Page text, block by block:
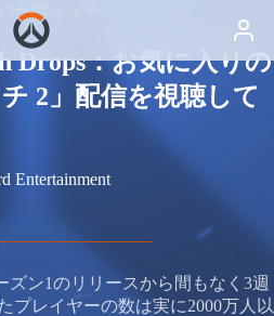
ーウォッチ
Drops：お気に入りの
2」配信を視聴して
Entertainment
ズン1のリリースから間もなく3週
プレイヤーの数は実に2000万人以